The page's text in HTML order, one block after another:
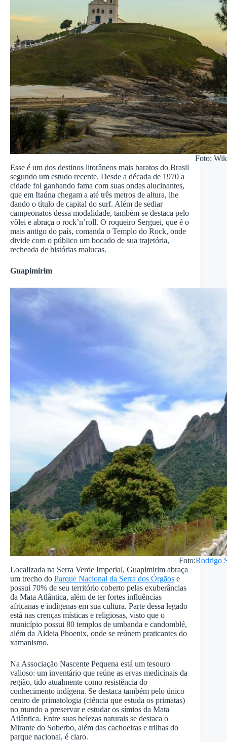
Foto:
Esse é um dos destinos litorâneos mais baratos do Brasil
segundo um estudo recente. Desde a década de 1970 a
cidade foi ganhando fama com suas ondas alucinantes,
que em Itaúna chegam a até três metros de altura, lhe
dando o título de capital do surf. Além de sediar
campeonatos dessa modalidade, também se destaca pelo
vôlei e abraça o rock’n’roll. O roqueiro Serguei, que é o
mais antigo do país, comanda o Templo do Rock, onde
divide com o público um bocado de sua trajetória,
recheada de histórias malucas.
Guapimirim
Foto:Rodrigo
Localizada na Serra Verde Imperial, Guapimirim abraça
um trecho do Parque Nacional da Serra dos Órgãos e
possui 70% de seu território coberto pelas exuberâncias
da Mata Atlântica, além de ter fortes influências
africanas e indígenas em sua cultura. Parte dessa legado
está nas crenças místicas e religiosas, visto que o
município possui 80 templos de umbanda e candomblé,
além da Aldeia Phoenix, onde se reúnem praticantes do
xamanismo.
Na Associação Nascente Pequena está um tesouro
valioso: um inventário que reúne as ervas medicinais da
região, tido atualmente como resistência do
conhecimento indígena. Se destaca também pelo único
centro de primatologia (ciência que estuda os primatas)
no mundo a preservar e estudar os símios da Mata
Atlântica. Entre suas belezas naturais se destaca o
Mirante do Soberbo, além das cachoeiras e trilhas do
parque nacional, é claro.